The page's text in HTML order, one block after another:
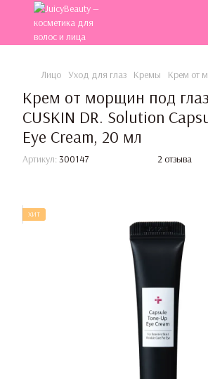
Лицо Уход для глаз Кремы Крем от
Крем от морщин под
CUSKIN DR. Solution
Eye Cream, 20 мл
Артикул: 300147 2 отзыва
ХИТ